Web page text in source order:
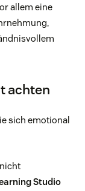
allem eine
achten
sich emotional
Studio